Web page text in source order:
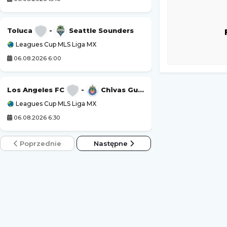
Toluca - Seattle Sounders
Leagues Cup MLS Liga MX
06.08.2026 6:00
Los Angeles FC - Chivas Guadalajara
Leagues Cup MLS Liga MX
06.08.2026 6:30
Poprzednie Następne